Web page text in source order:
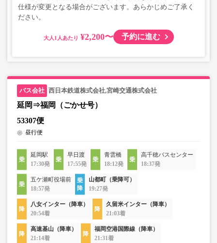
仕様が変更となる場合がございます。あらかじめご了承く
ださい。
大人 ¥2,200〜 予約に進む
西日本鉄道株式会社,宮崎交通株式会社
延岡⇒福岡（ごかせ号）
53307便
昼行便
延岡駅
17:30発
早日渡
17:55発
青雲橋
18:12発
高千穂バスセンター
18:37発
五ケ瀬町役場前
18:57発
山都町（乗降可）
19:27発
八女インター（降車）
20:54着
久留米インター（降車）
21:03着
高速基山（降車）
21:14着
福岡空港国際線（降車）
21:31着